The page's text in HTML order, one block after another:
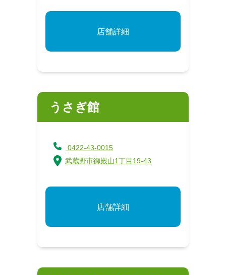
店舗詳細
うさぎ館
0422-43-0015
武蔵野市御殿山1丁目19-43
店舗詳細